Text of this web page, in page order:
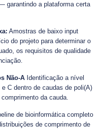
garantindo a plataforma certa
Amostras de baixo input
do projeto para determinar o
os requisitos de qualidade
Não-A Identificação a nível
C dentro de caudas de poli(A)
da cauda.
de bioinformática completo
de comprimento de